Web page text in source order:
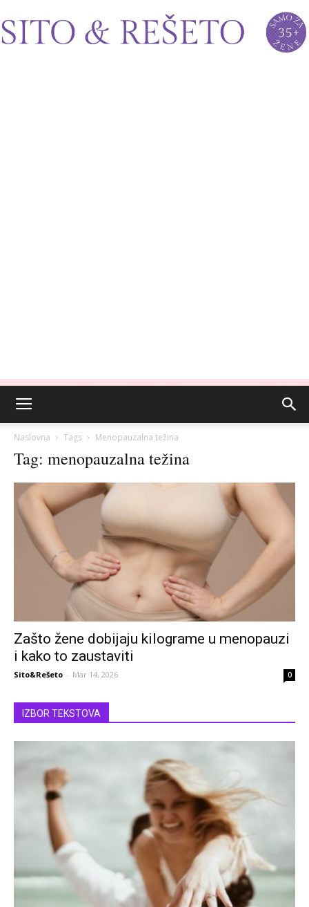
Naslovna Tags Menopauzalna težina
Tag: menopauzalna težina
Zašto žene dobijaju kilograme u menopauzi
i kako to zaustaviti
Sito&Rešeto - Mar 14, 2026 0
IZBOR TEKSTOVA